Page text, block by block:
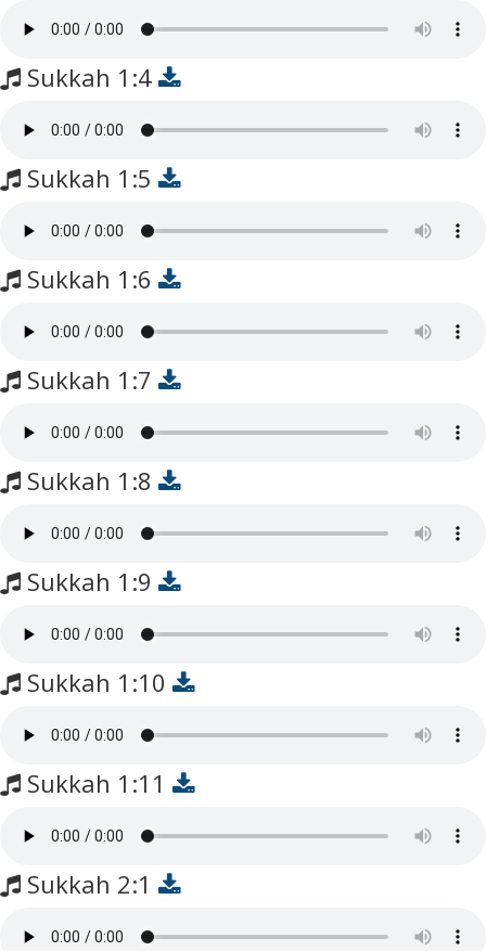
Sukkah 1:4
Sukkah 1:5
Sukkah 1:6
Sukkah 1:7
Sukkah 1:8
Sukkah 1:9
Sukkah 1:10
Sukkah 1:11
Sukkah 2:1